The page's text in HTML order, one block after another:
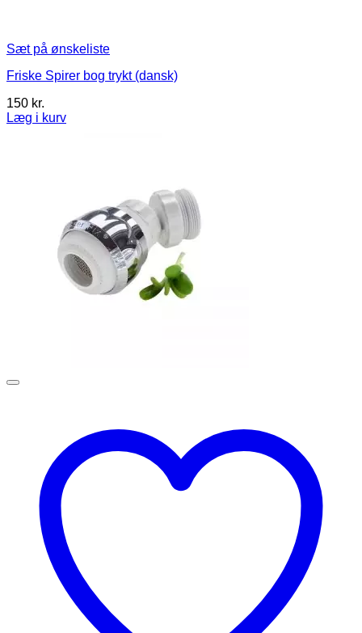
Sæt på ønskeliste
Friske Spirer bog trykt (dansk)
150 kr.
Læg i kurv